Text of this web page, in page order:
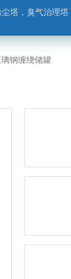
塔，废气处理塔
钢缠绕储罐